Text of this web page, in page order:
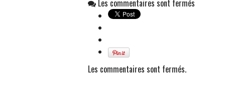
Les commentaires sont fermés
Les commentaires sont fermés.